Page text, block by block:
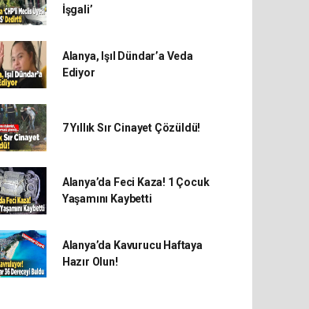
İşgali’
Alanya, Işıl Dündar’a Veda
Ediyor
7 Yıllık Sır Cinayet Çözüldü!
Alanya’da Feci Kaza! 1 Çocuk
Yaşamını Kaybetti
Alanya’da Kavurucu Haftaya
Hazır Olun!